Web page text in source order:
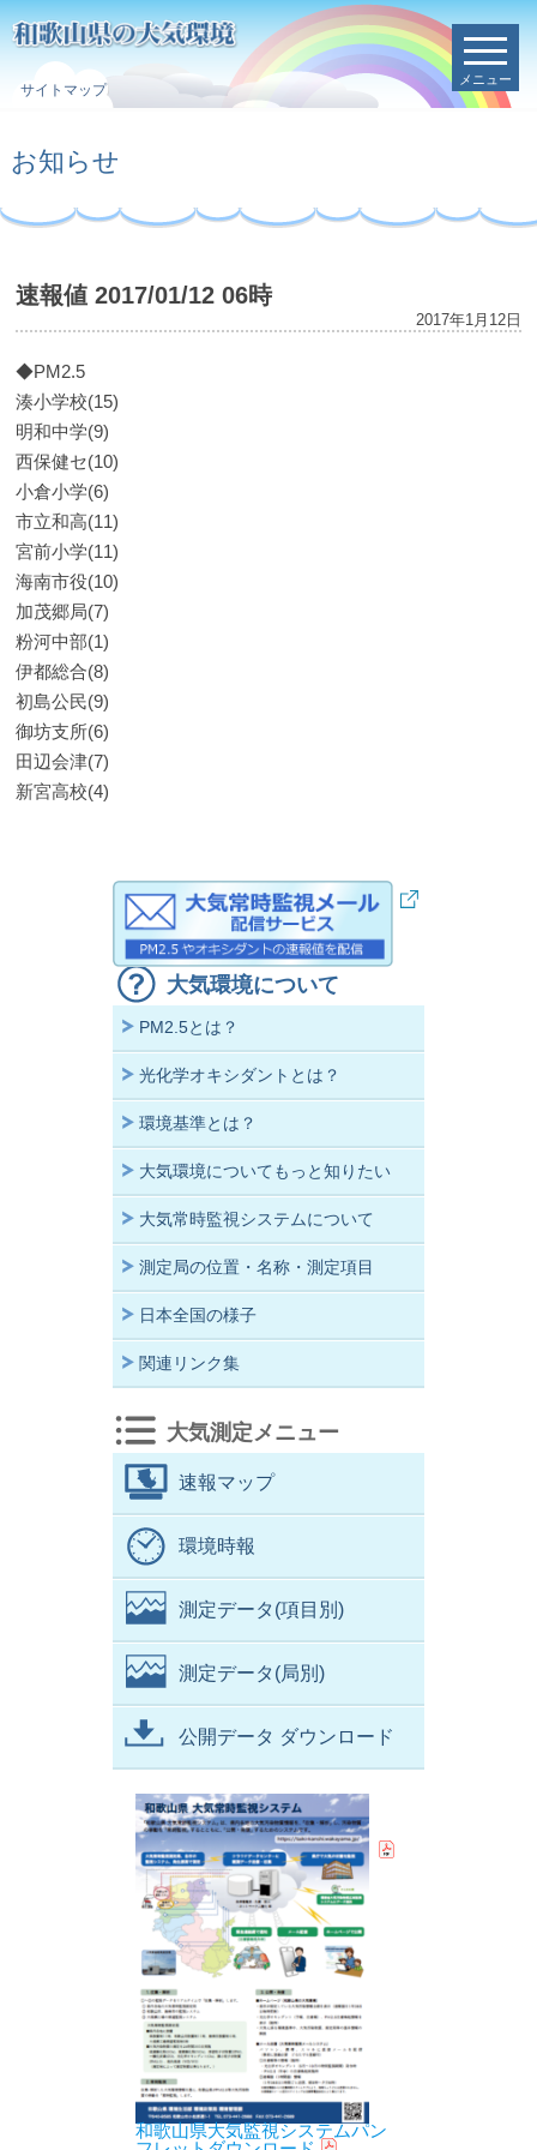
サイトマップ
メニュー
お知らせ
速報値 2017/01/12 06時
2017年1月12日
◆PM2.5
湊小学校(15)
明和中学(9)
西保健セ(10)
小倉小学(6)
市立和高(11)
宮前小学(11)
海南市役(10)
加茂郷局(7)
粉河中部(1)
伊都総合(8)
初島公民(9)
御坊支所(6)
田辺会津(7)
新宮高校(4)
大気環境について
PM2.5とは？
光化学オキシダントとは？
環境基準とは？
大気環境についてもっと知りたい
大気常時監視システムについて
測定局の位置・名称・測定項目
日本全国の様子
関連リンク集
大気測定メニュー
速報マップ
環境時報
測定データ(項目別)
測定データ(局別)
公開データ ダウンロード
和歌山県大気監視システムパン